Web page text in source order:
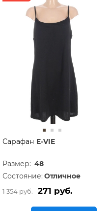
Сарафан E-VIE
Размер: 48
Состояние: Отличное
1 354 руб. 271 руб.